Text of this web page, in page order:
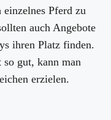
Pferd zu
auch Angebote
ihren Platz finden.
gut, kann man
erzielen.